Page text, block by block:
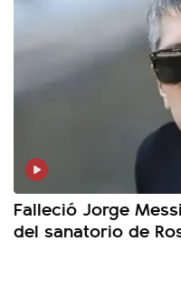
Falleció Jorge
del sanatorio de